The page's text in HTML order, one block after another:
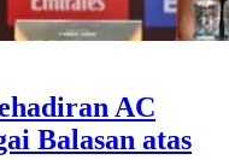
AC
Balasan atas